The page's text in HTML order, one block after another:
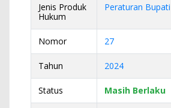
Jenis Produk
Hukum
Peraturan Bupati
Nomor 27
Tahun 2024
Status Masih Berlaku